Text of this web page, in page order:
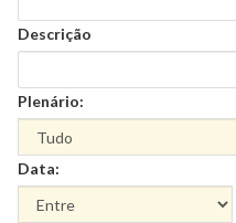
Descrição
Plenário:
Data: